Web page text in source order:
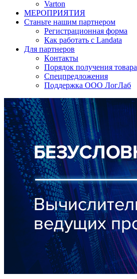
Varton
МЕРОПРИЯТИЯ
Станьте нашим партнером
Регистрационная форма
Как работать с Landata
Для партнеров
Кoнтaкты
Порядок получения товара
Спецпредложения
Поддержка ООО ЛогЛаб